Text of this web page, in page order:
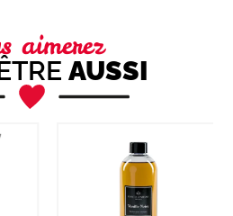
aimerez
AUSSI